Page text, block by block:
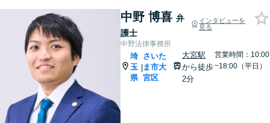
中野 博喜 弁
護士
インタビューを
見る
中野法律事務所
埼
玉
県
|
さいた
ま市大
宮区
大宮駅
から徒歩
2分
営業時間：10:00
~18:00（平日）